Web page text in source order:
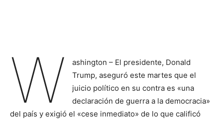
W
ashington – El presidente, Donald
Trump, aseguró este martes que el
juicio político en su contra es «una
declaración de guerra a la democracia»
del país y exigió el «cese inmediato» de lo que calificó